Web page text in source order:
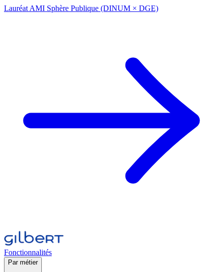
Lauréat AMI Sphère Publique (DINUM × DGE)
Fonctionnalités
Par métier